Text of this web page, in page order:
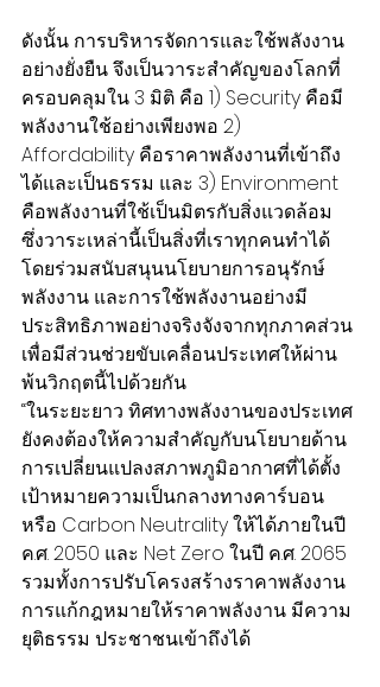
ดังนั้น การบริหารจัดการและใช้พลังงาน
อย่างยั่งยืน จึงเป็นวาระสำคัญของโลกที่
ครอบคลุมใน 3 มิติ คือ 1) Security คือมี
พลังงานใช้อย่างเพียงพอ 2)
Affordability คือราคาพลังงานที่เข้าถึง
ได้และเป็นธรรม และ 3) Environment
คือพลังงานที่ใช้เป็นมิตรกับสิ่งแวดล้อม
ซึ่งวาระเหล่านี้เป็นสิ่งที่เราทุกคนทำได้
โดยร่วมสนับสนุนนโยบายการอนุรักษ์
พลังงาน และการใช้พลังงานอย่างมี
ประสิทธิภาพอย่างจริงจังจากทุกภาคส่วน
เพื่อมีส่วนช่วยขับเคลื่อนประเทศให้ผ่าน
พ้นวิกฤตนี้ไปด้วยกัน
“ในระยะยาว ทิศทางพลังงานของประเทศ
ยังคงต้องให้ความสำคัญกับนโยบายด้าน
การเปลี่ยนแปลงสภาพภูมิอากาศที่ได้ตั้ง
เป้าหมายความเป็นกลางทางคาร์บอน
หรือ Carbon Neutrality ให้ได้ภายในปี
ค.ศ. 2050 และ Net Zero ในปี ค.ศ. 2065
รวมทั้งการปรับโครงสร้างราคาพลังงาน
การแก้กฎหมายให้ราคาพลังงาน มีความ
ยุติธรรม ประชาชนเข้าถึงได้